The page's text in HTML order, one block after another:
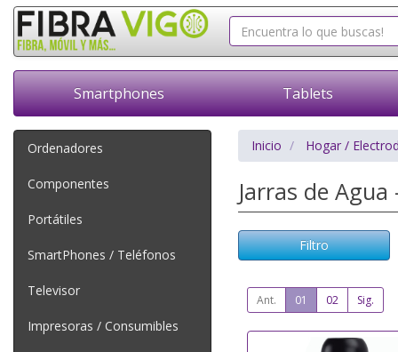
Smartphones Tablets
Ordenadores
Componentes
Portátiles
SmartPhones / Teléfonos
Televisor
Impresoras / Consumibles
Inicio Hogar /
Jarras de
Filtro
Ant. 01 02 Sig.